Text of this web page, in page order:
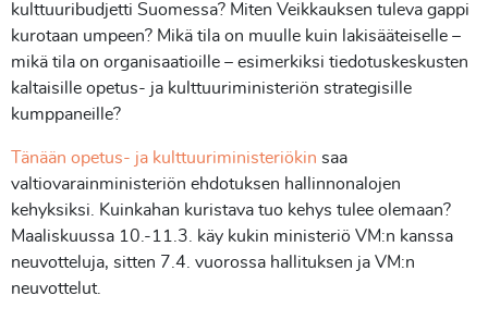
kulttuuribudjetti Suomessa? Miten Veikkauksen tuleva gappi
kurotaan umpeen? Mikä tila on muulle kuin lakisääteiselle –
mikä tila on organisaatioille – esimerkiksi tiedotuskeskusten
kaltaisille opetus- ja kulttuuriministeriön strategisille
kumppaneille?
Tänään opetus- ja kulttuuriministeriökin saa
valtiovarainministeriön ehdotuksen hallinnonalojen
kehyksiksi. Kuinkahan kuristava tuo kehys tulee olemaan?
Maaliskuussa 10.-11.3. käy kukin ministeriö VM:n kanssa
neuvotteluja, sitten 7.4. vuorossa hallituksen ja VM:n
neuvottelut.